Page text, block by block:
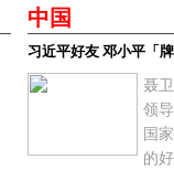
中国
习近平好友 邓小平「
聂
领
国
的